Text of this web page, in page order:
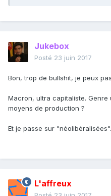
Jukebox
Posté 23 juin 2017
Bon, trop de bullshit, je peux
Macron, ultra capitaliste.
moyens de production ?
Et je passe sur
L'affreux